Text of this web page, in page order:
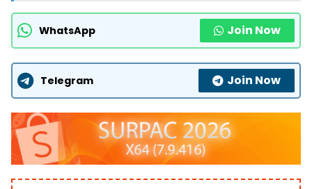
WhatsApp Join Now
Telegram Join Now